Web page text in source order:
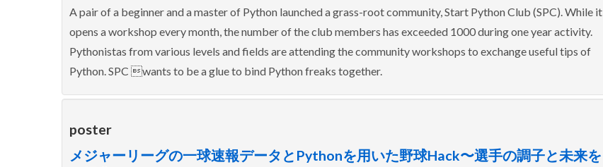
A pair of a beginner and a master of Python launched a grass-root community, Start Python Club (SPC). While it
opens a workshop every month, the number of the club members has exceeded 1000 during one year activity.
Pythonistas from various levels and fields are attending the community workshops to exchange useful tips of
Python. SPC wants to be a glue to bind Python freaks together.
poster
メジャーリーグの一球速報データとPythonを用いた野球Hack〜選手の調子と未来を